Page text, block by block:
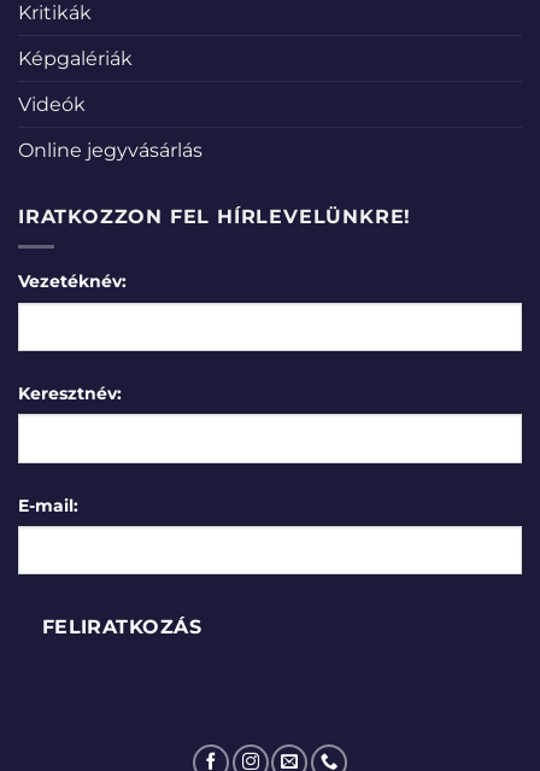
Kritikák
Képgalériák
Videók
Online jegyvásárlás
IRATKOZZON FEL HÍRLEVELÜNKRE!
Vezetéknév:
Keresztnév:
E-mail: